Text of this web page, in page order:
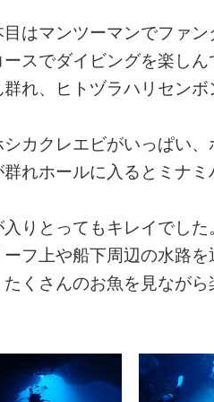
はマンツーマンでファン
スでダイビングを楽しん
れ、ヒトヅラハリセン
カクレエビがいっぱい、
れホールに入るとミナ
りとってもキレイでした。
フ上や船下周辺の水路
くさんのお魚を見ながら